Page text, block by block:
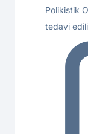
Polikistik
tedavi